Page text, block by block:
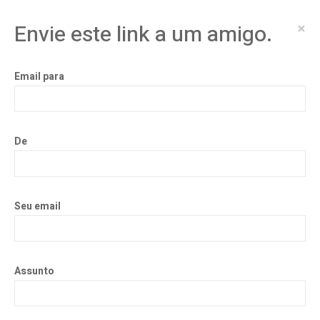
Envie este link a um amigo. ×
Email para
De
Seu email
Assunto